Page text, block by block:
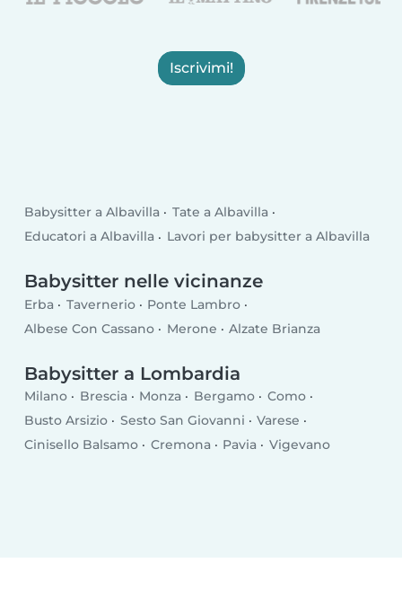
Iscrivimi!
Babysitter a Albavilla
Tate a Albavilla
Educatori a Albavilla
Lavori per babysitter a Albavilla
Babysitter nelle vicinanze
Erba Tavernerio
Ponte Lambro
Albese Con Cassano
Merone Alzate Brianza
Babysitter a Lombardia
Milano Brescia Monza Bergamo
Como
Busto Arsizio
Sesto San Giovanni
Varese
Cinisello Balsamo
Cremona Pavia Vigevano